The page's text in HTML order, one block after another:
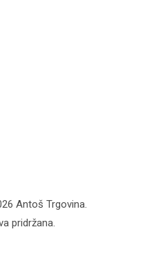
Antoš Trgovina.
pridržana.